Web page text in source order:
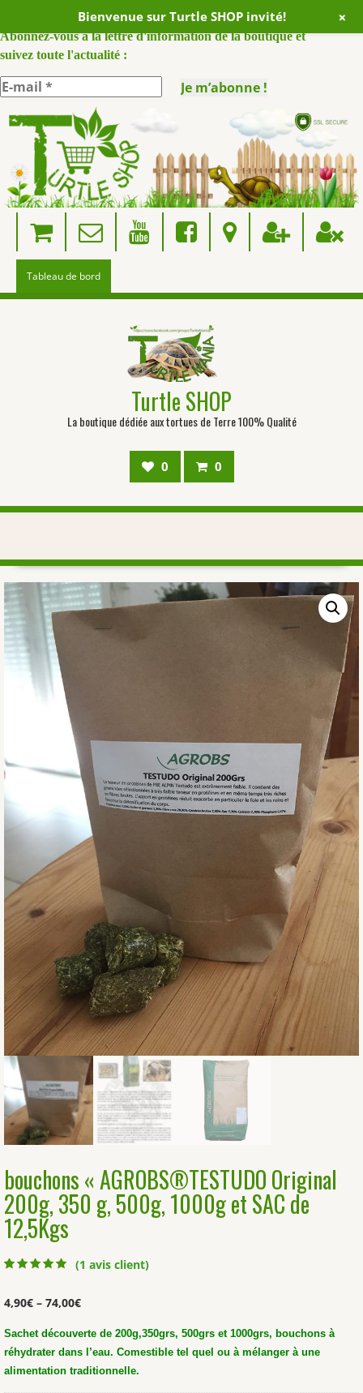
ABONNEZ VOUS A NOTRE NEWSLETTER :
Abonnez-vous à la lettre d'information de la boutique et
suivez toute l'actualité :
Skip
to
content
Tableau de bord
Turtle SHOP
La boutique dédiée aux tortues de Terre 100% Qualité
0 0
bouchons « AGROBS®TESTUDO Original
200g, 350 g, 500g, 1000g et SAC de
12,5Kgs
notation client
(1 avis client)
4,90€ – 74,00€
Sachet découverte de 200g,350grs, 500grs et 1000grs, bouchons à
réhydrater dans l’eau. Comestible tel quel ou à mélanger à une
alimentation traditionnelle.
Bienvenue sur Turtle SHOP invité! +